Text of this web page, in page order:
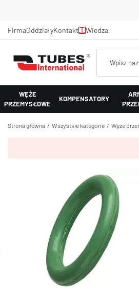
FirmaOddziałyKontakt Wiedza
WĘŻE
PRZEMYSŁOWE
KOMPENSATORY
Strona główna Wszystkie kategorie Węże